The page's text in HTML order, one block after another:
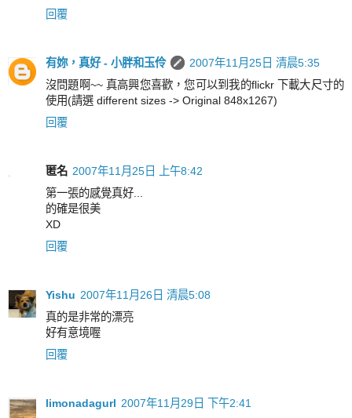
回覆
有妳，真好 - 小胖和玉伶
2007年11月25日 清晨5:35
沒問題啊~~ 真高興您喜歡，您可以到我的flickr 下載大尺寸的
使用(請選 different sizes -> Original 848x1267)
回覆
匿名 2007年11月25日 上午8:42
第一張的感覺真好...
的確是很美
XD
回覆
Yishu 2007年11月26日 清晨5:08
真的是非常的漂亮
好有意境喔
回覆
limonadagurl 2007年11月29日 下午2:41